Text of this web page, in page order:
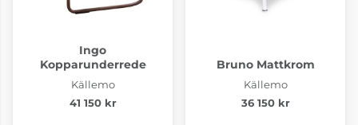
Ingo
Kopparunderrede
Källemo
41 150 kr
Bruno Mattkrom
Källemo
36 150 kr